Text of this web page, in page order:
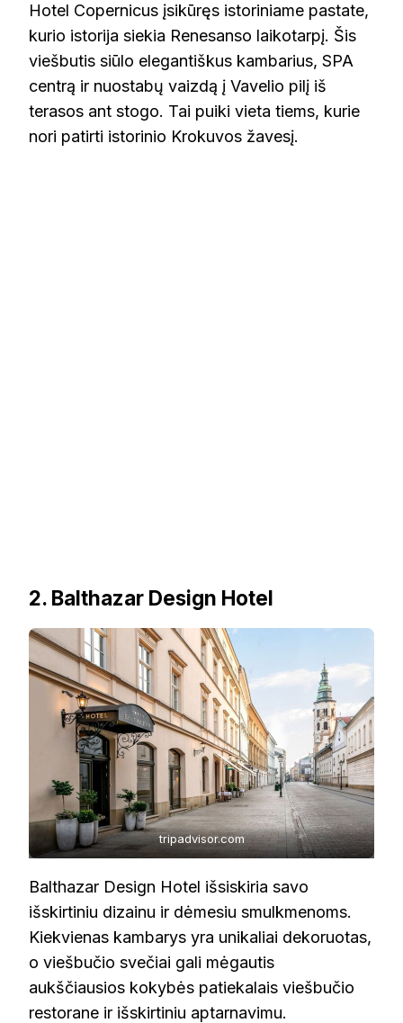
Hotel Copernicus įsikūręs istoriniame pastate,
kurio istorija siekia Renesanso laikotarpį. Šis
viešbutis siūlo elegantiškus kambarius, SPA
centrą ir nuostabų vaizdą į Vavelio pilį iš
terasos ant stogo. Tai puiki vieta tiems, kurie
nori patirti istorinio Krokuvos žavesį.
2. Balthazar Design Hotel
tripadvisor.com
Balthazar Design Hotel išsiskiria savo
išskirtiniu dizainu ir dėmesiu smulkmenoms.
Kiekvienas kambarys yra unikaliai dekoruotas,
o viešbučio svečiai gali mėgautis
aukščiausios kokybės patiekalais viešbučio
restorane ir išskirtiniu aptarnavimu.